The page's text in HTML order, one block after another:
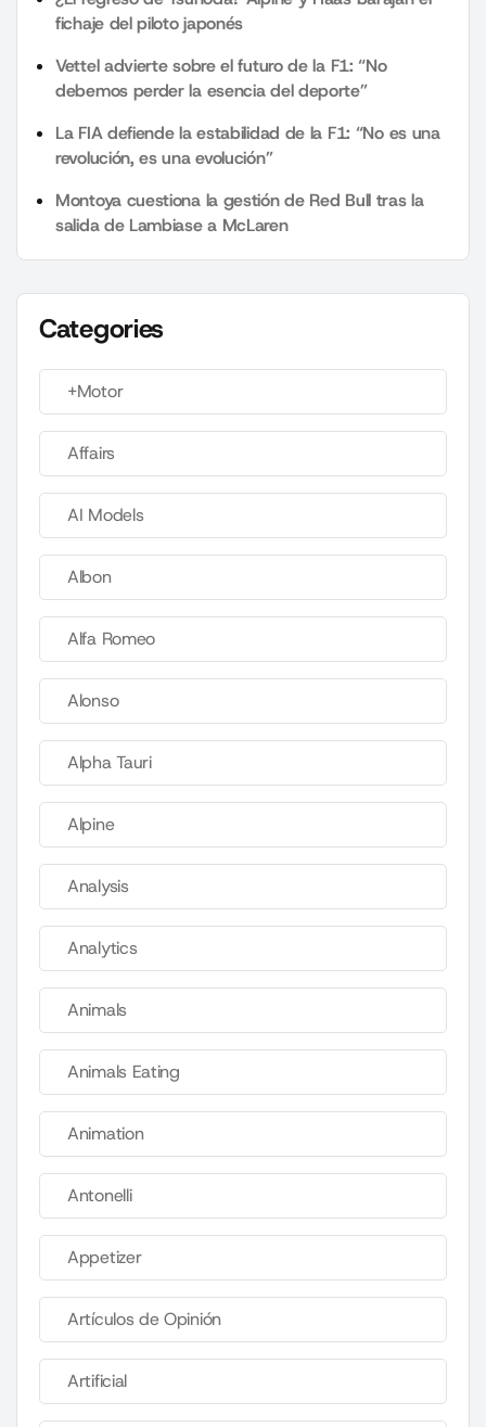
fichaje del piloto japonés
Vettel advierte sobre el futuro de la F1: “No
debemos perder la esencia del deporte”
La FIA defiende la estabilidad de la F1: “No es una
revolución, es una evolución”
Montoya cuestiona la gestión de Red Bull tras la
salida de Lambiase a McLaren
Categories
+Motor
Affairs
AI Models
Albon
Alfa Romeo
Alonso
Alpha Tauri
Alpine
Analysis
Analytics
Animals
Animals Eating
Animation
Antonelli
Appetizer
Artículos de Opinión
Artificial